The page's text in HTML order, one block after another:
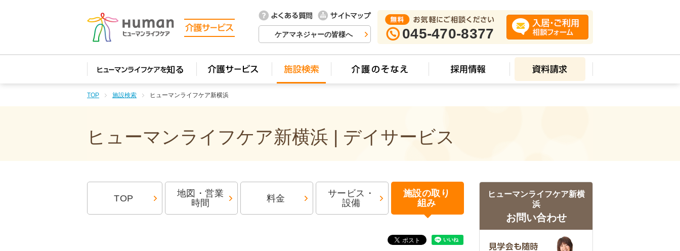
ケアマネジャーの皆様へ 045-470-8377
TOP 施設検索 ヒューマンライフケア新横浜
ヒューマンライフケア新横浜 | デイサービス
TOP
地図・営業
時間
料金
サービス・
設備
施設の取り
組み
ヒューマンライフケア新横
浜
お問い合わせ